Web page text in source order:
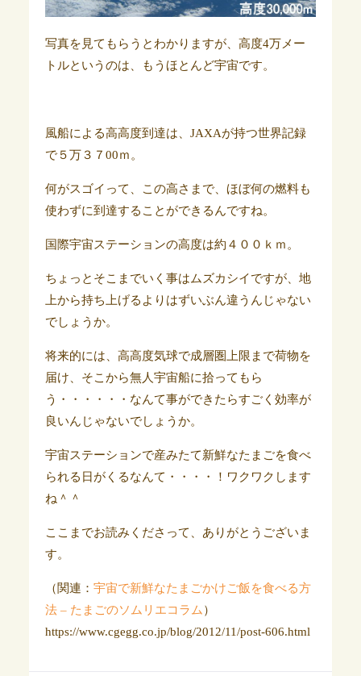
写真を見てもらうとわかりますが、高度4万メー
トルというのは、もうほとんど宇宙です。
風船による高高度到達は、JAXAが持つ世界記録
で５万３７00ｍ。
何がスゴイって、この高さまで、ほぼ何の燃料も
使わずに到達することができるんですね。
国際宇宙ステーションの高度は約４００ｋｍ。
ちょっとそこまでいく事はムズカシイですが、地
上から持ち上げるよりはずいぶん違うんじゃない
でしょうか。
将来的には、高高度気球で成層圏上限まで荷物を
届け、そこから無人宇宙船に拾ってもら
う・・・・・・なんて事ができたらすごく効率が
良いんじゃないでしょうか。
宇宙ステーションで産みたて新鮮なたまごを食べ
られる日がくるなんて・・・・！ワクワクします
ね＾＾
ここまでお読みくださって、ありがとうございま
す。
（関連： 宇宙で新鮮なたまごかけご飯を食べる方
法 – たまごのソムリエコラム）
https://www.cgegg.co.jp/blog/2012/11/post-606.html